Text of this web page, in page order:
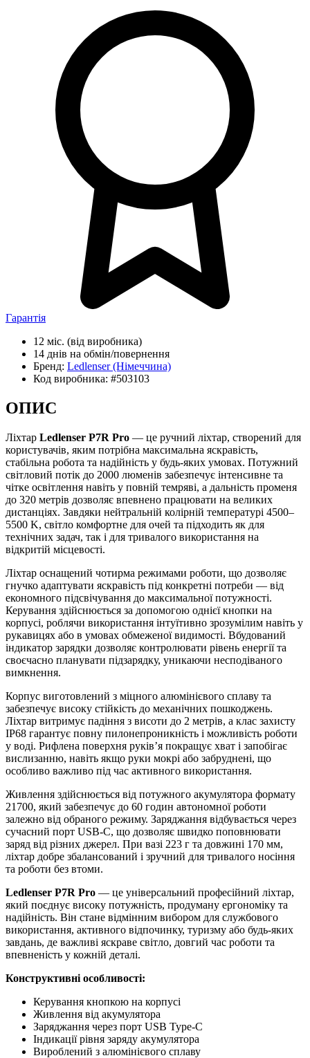
Гарантія
12 міс. (від виробника)
14 днів на обмін/повернення
Бренд: Ledlenser(Німеччина)
Код виробника: #503103
ОПИС
Ліхтар Ledlenser P7R Pro — це ручний ліхтар, створений для
користувачів, яким потрібна максимальна яскравість,
стабільна робота та надійність у будь-яких умовах. Потужний
світловий потік до 2000 люменів забезпечує інтенсивне та
чітке освітлення навіть у повній темряві, а дальність променя
до 320 метрів дозволяє впевнено працювати на великих
дистанціях. Завдяки нейтральній колірній температурі 4500–
5500 K, світло комфортне для очей та підходить як для
технічних задач, так і для тривалого використання на
відкритій місцевості.
Ліхтар оснащений чотирма режимами роботи, що дозволяє
гнучко адаптувати яскравість під конкретні потреби — від
економного підсвічування до максимальної потужності.
Керування здійснюється за допомогою однієї кнопки на
корпусі, роблячи використання інтуїтивно зрозумілим навіть у
рукавицях або в умовах обмеженої видимості. Вбудований
індикатор зарядки дозволяє контролювати рівень енергії та
своєчасно планувати підзарядку, уникаючи несподіваного
вимкнення.
Корпус виготовлений з міцного алюмінієвого сплаву та
забезпечує високу стійкість до механічних пошкоджень.
Ліхтар витримує падіння з висоти до 2 метрів, а клас захисту
IP68 гарантує повну пилонепроникність і можливість роботи
у воді. Рифлена поверхня руків’я покращує хват і запобігає
вислизанню, навіть якщо руки мокрі або забруднені, що
особливо важливо під час активного використання.
Живлення здійснюється від потужного акумулятора формату
21700, який забезпечує до 60 годин автономної роботи
залежно від обраного режиму. Заряджання відбувається через
сучасний порт USB-C, що дозволяє швидко поповнювати
заряд від різних джерел. При вазі 223 г та довжині 170 мм,
ліхтар добре збалансований і зручний для тривалого носіння
та роботи без втоми.
Ledlenser P7R Pro — це універсальний професійний ліхтар,
який поєднує високу потужність, продуману ергономіку та
надійність. Він стане відмінним вибором для службового
використання, активного відпочинку, туризму або будь-яких
завдань, де важливі яскраве світло, довгий час роботи та
впевненість у кожній деталі.
Конструктивні особливості:
Керування кнопкою на корпусі
Живлення від акумулятора
Заряджання через порт USB Type-C
Індикації рівня заряду акумулятора
Вироблений з алюмінієвого сплаву